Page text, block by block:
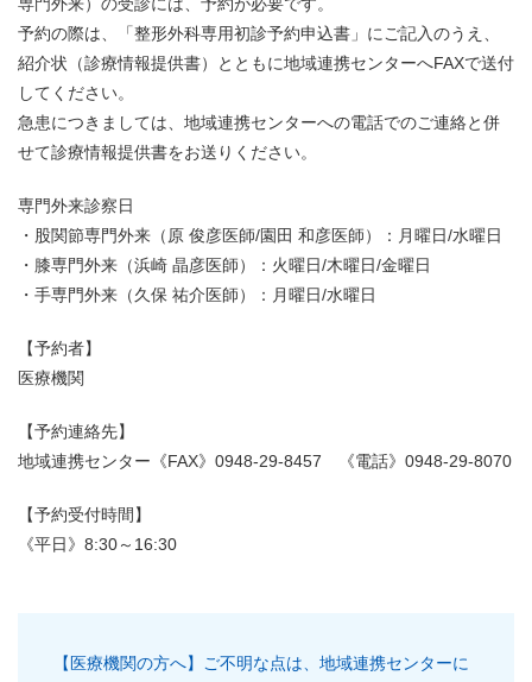
予約の際は、「整形外科専用初診予約申込書」にご記入のうえ、
紹介状（診療情報提供書）とともに地域連携センターへFAXで送付
してください。
急患につきましては、地域連携センターへの電話でのご連絡と併
せて診療情報提供書をお送りください。
専門外来診察日
・股関節専門外来（原 俊彦医師/園田 和彦医師）：月曜日/水曜日
・膝専門外来（浜崎 晶彦医師）：火曜日/木曜日/金曜日
・手専門外来（久保 祐介医師）：月曜日/水曜日
【予約者】
医療機関
【予約連絡先】
地域連携センター《FAX》0948-29-8457 《電話》0948-29-8070
【予約受付時間】
《平日》8:30～16:30
【医療機関の方へ】ご不明な点は、地域連携センターに